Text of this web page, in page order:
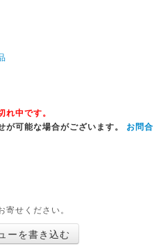
中です。
可能な場合がございます。 お問合
せください。
ーを書き込む